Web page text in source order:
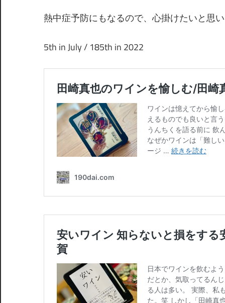
熱中症予防にもなるので、心掛けたいと思
5th in July / 185th in 2022